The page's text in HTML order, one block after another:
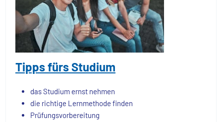
Tipps fürs Studium
das Studium ernst nehmen
die richtige Lernmethode finden
Prüfungsvorbereitung